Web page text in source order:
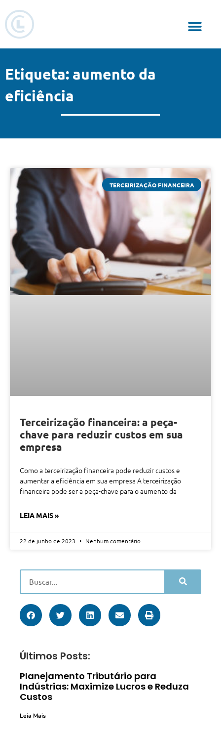
Etiqueta: aumento da
eficiência
TERCEIRIZAÇÃO FINANCEIRA
Terceirização financeira: a peça-
chave para reduzir custos em sua
empresa
Como a terceirização financeira pode reduzir custos e
aumentar a eficiência em sua empresa A terceirização
financeira pode ser a peça-chave para o aumento da
LEIA MAIS »
22 de junho de 2023 Nenhum comentário
Últimos Posts:
Planejamento Tributário para
Indústrias: Maximize Lucros e Reduza
Custos
Leia Mais